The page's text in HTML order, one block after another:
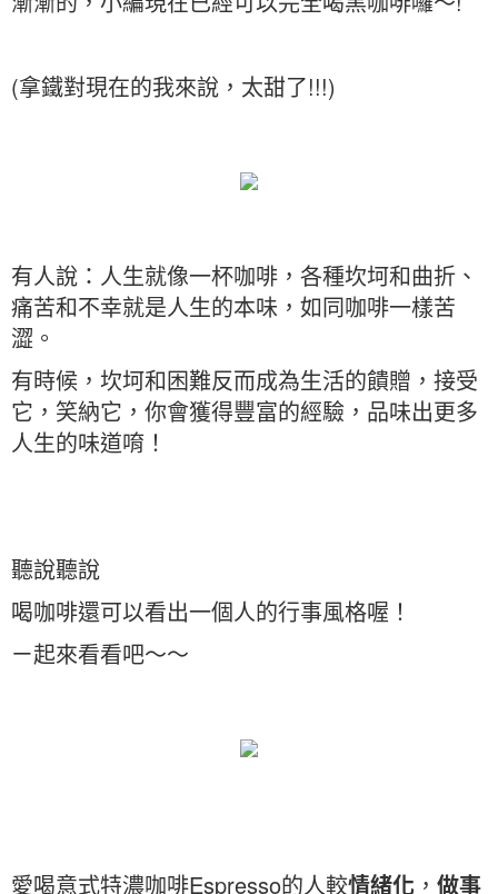
(拿鐵對現在的我來說，太甜了!!!)
有人說：人生就像一杯咖啡，各種坎坷和曲折、
痛苦和不幸就是人生的本味，如同咖啡一樣苦
澀。
有時候，坎坷和困難反而成為生活的饋贈，接受
它，笑納它，你會獲得豐富的經驗，品味出更多
人生的味道唷！
聽說聽說
喝咖啡還可以看出一個人的行事風格喔！
ㄧ起來看看吧～～
愛喝意式特濃咖啡Espresso的人較情緒化 ， 做事